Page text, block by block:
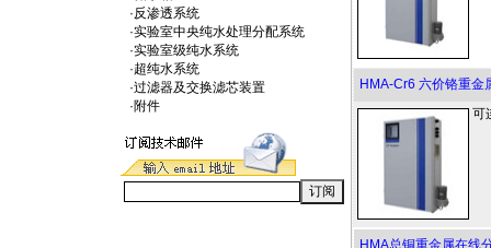
·反渗透系统
·实验室中央纯水处理分配系统
·实验室级纯水系统
·超纯水系统
·过滤器及交换滤芯装置
·附件
HMA-Cr6 六价铬重金
可
HMA总铜重金属在线